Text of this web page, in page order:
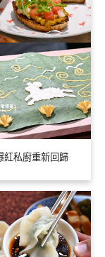
紅私廚重新回歸